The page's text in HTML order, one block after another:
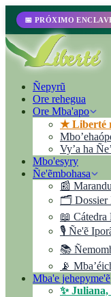
📅 PRÓXIMO
Ñepyrũ
Ore rehegua
Ore Mba'apo
★ Liberté
Vyʼa ha
Mbo'esyry
Ñe'ẽmbohasa
📰 Marandu
🗂️ Dossier
📖 Cátedra
🎙️ Ñe'ẽ
📚
📡
Mba'e jehepyme'ẽ
✨ Juliana,